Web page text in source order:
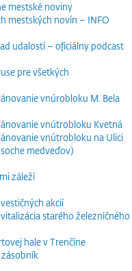
mestské noviny
mestských novín – INFO
udalostí – oficiálny podcast
pre všetkých
vnúrobloku M. Bela
vnútrobloku Kvetná
vnútrobloku na Ulici
medveďov)
záleží
akcií
starého železničného
hale v Trenčíne
zásobník